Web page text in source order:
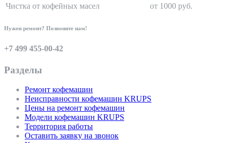
Чистка от кофейных масел
от 1000 руб.
Нужен ремонт? Позвоните нам!
+7 499 455-00-42
Разделы
Ремонт кофемашин
Неисправности кофемашин KRUPS
Цены на ремонт кофемашин
Модели кофемашин KRUPS
Территория работы
Оставить заявку на звонок